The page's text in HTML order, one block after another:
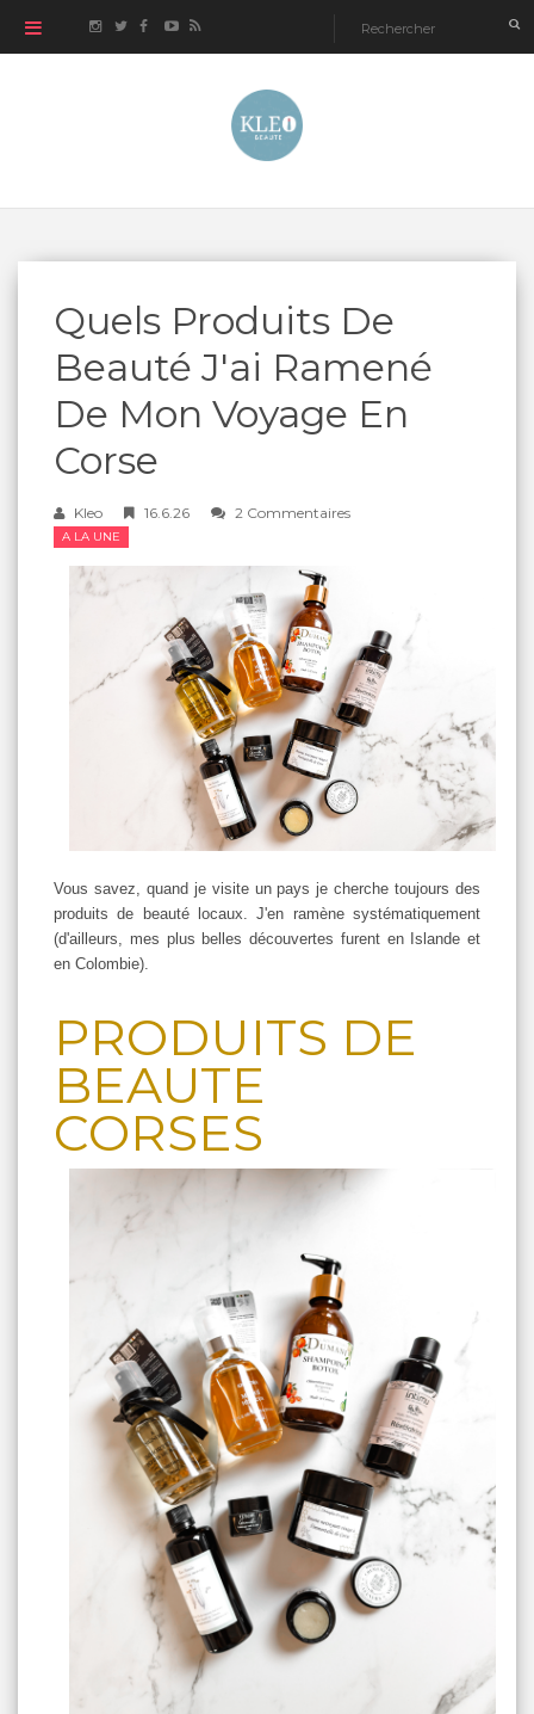
Quels Produits De
Beauté J'ai Ramené
De Mon Voyage En
Corse
Kleo 16.6.26 2 Commentaires
A LA UNE
Vous savez, quand je visite un pays je cherche toujours des
produits de beauté locaux. J'en ramène systématiquement
(d'ailleurs, mes plus belles découvertes furent en Islande et
en Colombie).
PRODUITS DE
BEAUTE
CORSES